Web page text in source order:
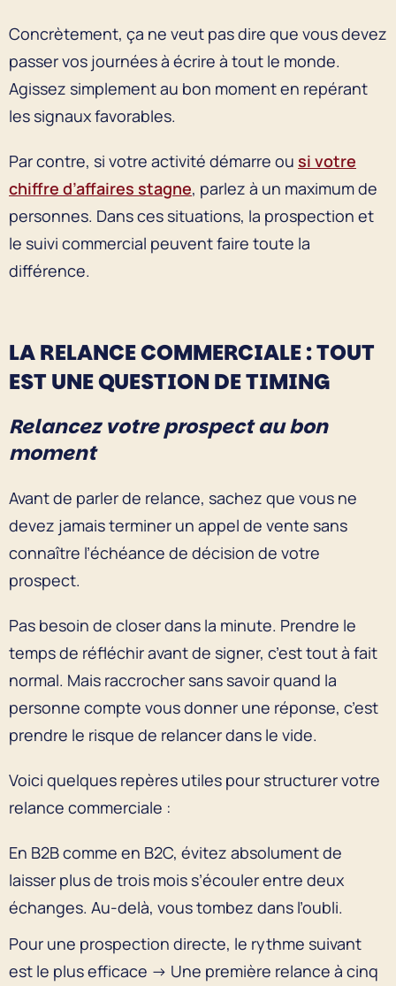
Concrètement, ça ne veut pas dire que vous devez
passer vos journées à écrire à tout le monde.
Agissez simplement au bon moment en repérant
les signaux favorables.
Par contre, si votre activité démarre ou si votre
chiffre d’affaires stagne, parlez à un maximum de
personnes. Dans ces situations, la prospection et
le suivi commercial peuvent faire toute la
différence.
LA RELANCE COMMERCIALE : TOUT
EST UNE QUESTION DE TIMING
Relancez votre prospect au bon
moment
Avant de parler de relance, sachez que vous ne
devez jamais terminer un appel de vente sans
connaître l’échéance de décision de votre
prospect.
Pas besoin de closer dans la minute. Prendre le
temps de réfléchir avant de signer, c’est tout à fait
normal. Mais raccrocher sans savoir quand la
personne compte vous donner une réponse, c’est
prendre le risque de relancer dans le vide.
Voici quelques repères utiles pour structurer votre
relance commerciale :
En B2B comme en B2C, évitez absolument de
laisser plus de trois mois s’écouler entre deux
échanges. Au-delà, vous tombez dans l’oubli.
Pour une prospection directe, le rythme suivant
est le plus efficace → Une première relance à cinq